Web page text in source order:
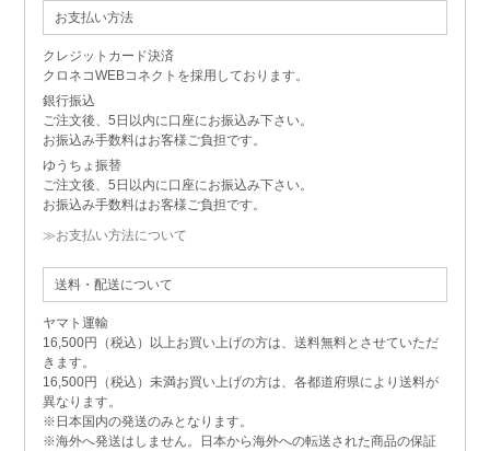
お支払い方法
クレジットカード決済
クロネコWEBコネクトを採用しております。
銀行振込
ご注文後、5日以内に口座にお振込み下さい。
お振込み手数料はお客様ご負担です。
ゆうちょ振替
ご注文後、5日以内に口座にお振込み下さい。
お振込み手数料はお客様ご負担です。
≫お支払い方法について
送料・配送について
ヤマト運輸
16,500円（税込）以上お買い上げの方は、送料無料とさせていただ
きます。
16,500円（税込）未満お買い上げの方は、各都道府県により送料が
異なります。
※日本国内の発送のみとなります。
※海外へ発送はしません。日本から海外への転送された商品の保証